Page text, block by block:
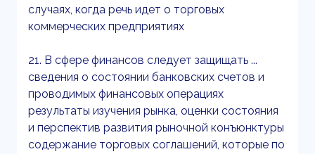
случаях, когда речь идет о торговых
коммерческих предприятиях
21. В сфере финансов следует защищать ...
сведения о состоянии банковских счетов и
проводимых финансовых операциях
результаты изучения рынка, оценки состояния
и перспектив развития рыночной конъюнктуры
содержание торговых соглашений, которые по